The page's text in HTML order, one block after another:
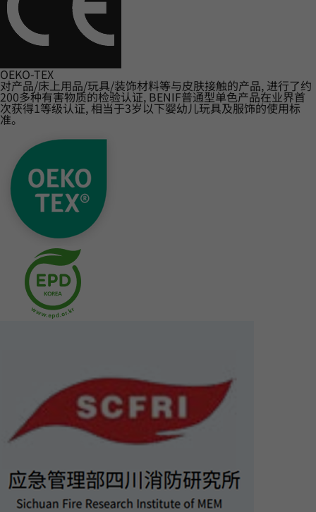
OEKO-TEX
对产品/床上用品/玩具/装饰材料等与皮肤接触的产品, 进行了约
200多种有害物质的检验认证, BENIF普通型单色产品在业界首
次获得1等级认证, 相当于3岁以下婴幼儿玩具及服饰的使用标
准。